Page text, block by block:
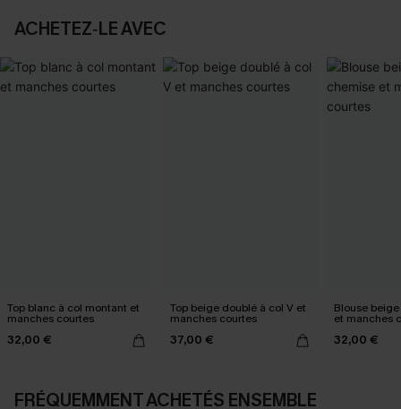
ACHETEZ‑LE AVEC
Top blanc à col montant et
manches courtes
32,00 €
Top beige doublé à col V et
manches courtes
37,00 €
Blouse
et manches
32,00 €
FRÉQUEMMENT ACHETÉS ENSEMBLE